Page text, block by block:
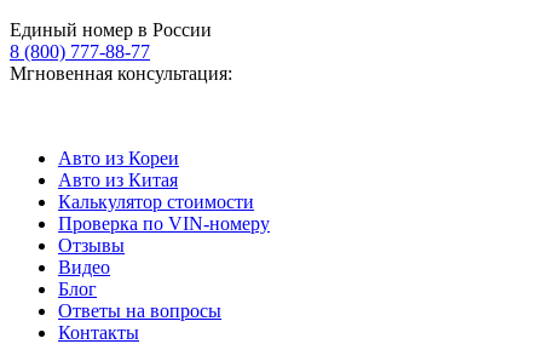
Единый номер в России
8 (800) 777-88-77
Мгновенная консультация:
Авто из Кореи
Авто из Китая
Калькулятор стоимости
Проверка по VIN-номеру
Отзывы
Видео
Блог
Ответы на вопросы
Контакты